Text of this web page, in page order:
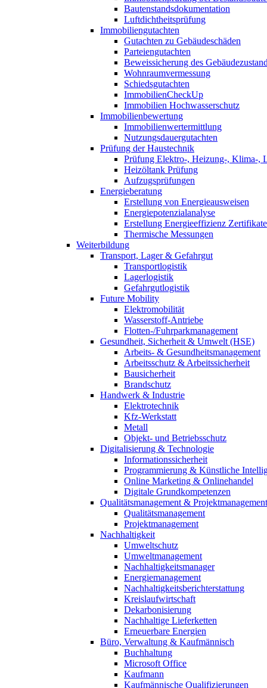
Bautenstandsdokumentation
Luftdichtheitsprüfung
Immobiliengutachten
Gutachten zu Gebäudeschäden
Parteiengutachten
Beweissicherung des
Wohnraumvermessung
Schiedsgutachten
ImmobilienCheckUp
Immobilien Hochwasserschutz
Immobilienbewertung
Immobilienwertermittlung
Nutzungsdauergutachten
Prüfung der Haustechnik
Prüfung Elektro-, Heizung-, Klima-,
Heizöltank Prüfung
Aufzugsprüfungen
Energieberatung
Erstellung von Energieausweisen
Energiepotenzialanalyse
Erstellung Energieeffizienz Zertifikate
Thermische Messungen
Weiterbildung
Transport, Lager & Gefahrgut
Transportlogistik
Lagerlogistik
Gefahrgutlogistik
Future Mobility
Elektromobilität
Wasserstoff-Antriebe
Flotten-/Fuhrparkmanagement
Gesundheit, Sicherheit & Umwelt (HSE)
Arbeits- & Gesundheitsmanagement
Arbeitsschutz & Arbeitssicherheit
Bausicherheit
Brandschutz
Handwerk & Industrie
Elektrotechnik
Kfz-Werkstatt
Metall
Objekt- und Betriebsschutz
Digitalisierung & Technologie
Informationssicherheit
Programmierung & Künstliche
Online Marketing & Onlinehandel
Digitale Grundkompetenzen
Qualitätsmanagement & Projektmanagement
Qualitätsmanagement
Projektmanagement
Nachhaltigkeit
Umweltschutz
Umweltmanagement
Nachhaltigkeitsmanager
Energiemanagement
Nachhaltigkeitsberichterstattung
Kreislaufwirtschaft
Dekarbonisierung
Nachhaltige Lieferketten
Erneuerbare Energien
Büro, Verwaltung & Kaufmännisch
Buchhaltung
Microsoft Office
Kaufmann
Kaufmännische Qualifizierungen